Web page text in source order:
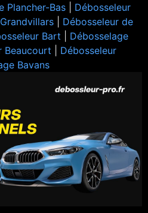
Plancher-Bas
Débosseleur
Débosseleur de
Bart
Débosselage
Beaucourt
Débosseleur
Bavans